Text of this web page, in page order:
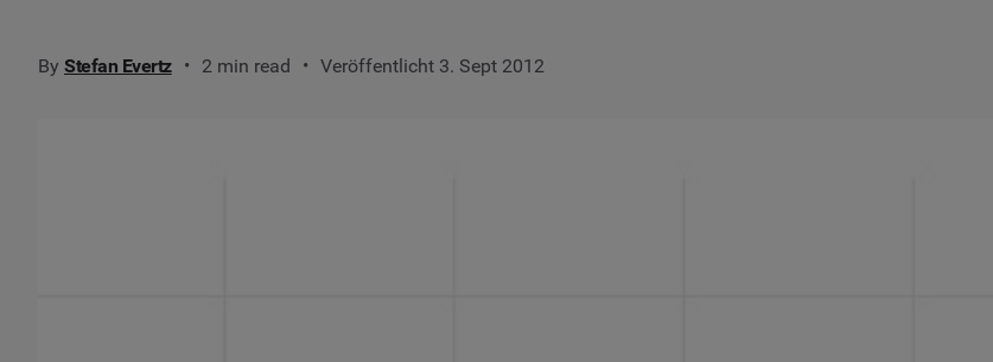
By Stefan Evertz 2 min read Veröffentlicht 3. Sept 2012